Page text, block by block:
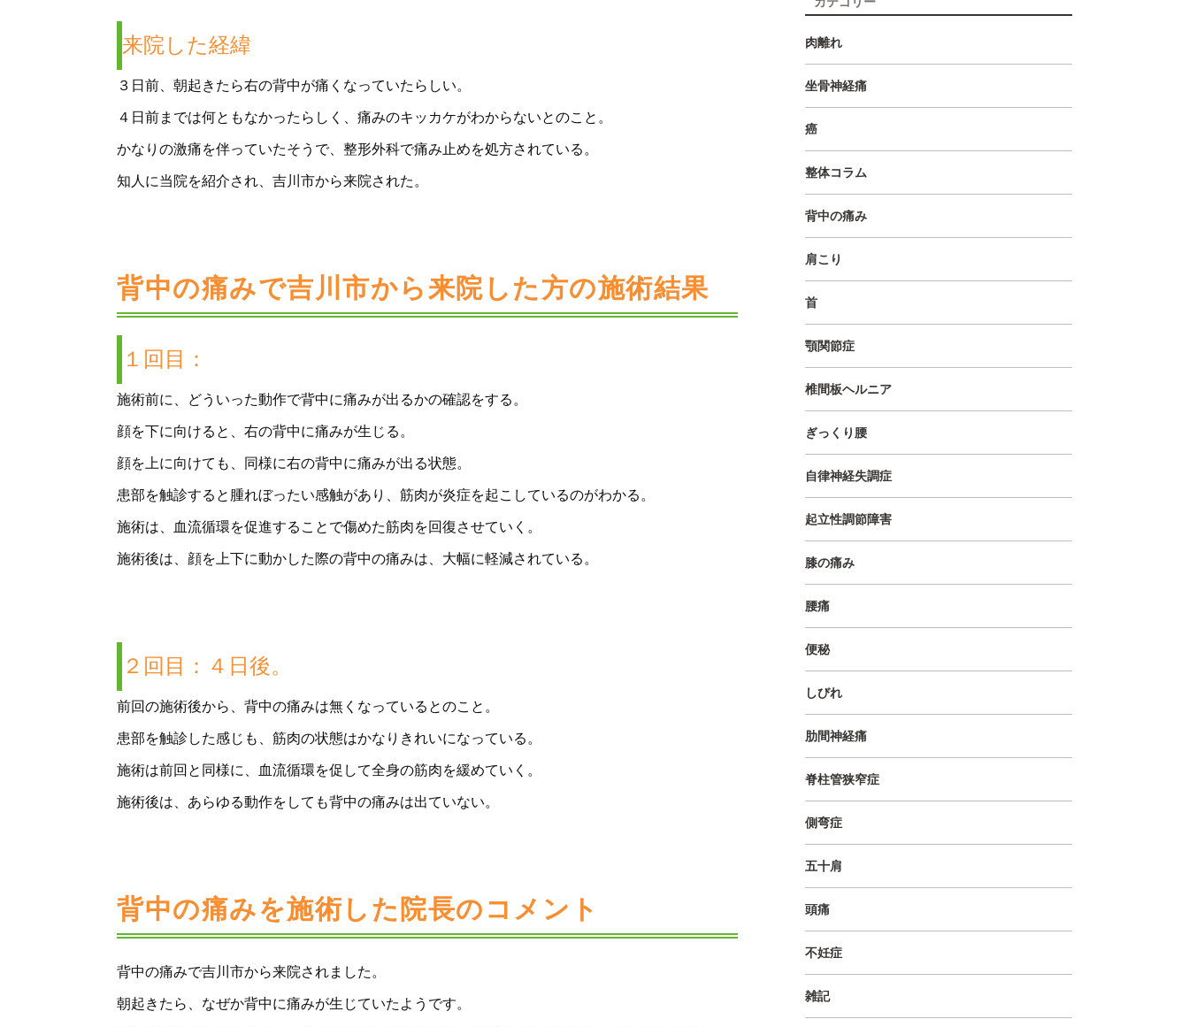
来院した経緯
３日前、朝起きたら右の背中が痛くなっていたらしい。
４日前までは何ともなかったらしく、痛みのキッカケがわからないとのこと。
かなりの激痛を伴っていたそうで、整形外科で痛み止めを処方されている。
知人に当院を紹介され、吉川市から来院された。
背中の痛みで吉川市から来院した方の施術結果
１回目：
施術前に、どういった動作で背中に痛みが出るかの確認をする。
顔を下に向けると、右の背中に痛みが生じる。
顔を上に向けても、同様に右の背中に痛みが出る状態。
患部を触診すると腫れぼったい感触があり、筋肉が炎症を起こしているのがわかる。
施術は、血流循環を促進することで傷めた筋肉を回復させていく。
施術後は、顔を上下に動かした際の背中の痛みは、大幅に軽減されている。
２回目：４日後。
前回の施術後から、背中の痛みは無くなっているとのこと。
患部を触診した感じも、筋肉の状態はかなりきれいになっている。
施術は前回と同様に、血流循環を促して全身の筋肉を緩めていく。
施術後は、あらゆる動作をしても背中の痛みは出ていない。
背中の痛みを施術した院長のコメント
背中の痛みで吉川市から来院されました。
朝起きたら、なぜか背中に痛みが生じていたようです。
肉離れ
坐骨神経痛
癌
整体コラム
背中の痛み
肩こり
首
顎関節症
椎間板ヘルニア
ぎっくり腰
自律神経失調症
起立性調節障害
膝の痛み
腰痛
便秘
しびれ
肋間神経痛
脊柱管狭窄症
側弯症
五十肩
頭痛
不妊症
雑記